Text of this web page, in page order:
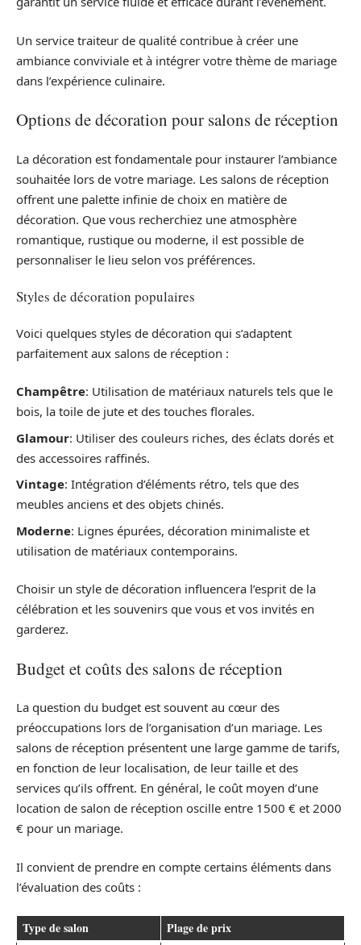
Un service traiteur de qualité contribue à créer une
ambiance conviviale et à intégrer votre thème de mariage
dans l’expérience culinaire.
Options de décoration pour salons de réception
La décoration est fondamentale pour instaurer l’ambiance
souhaitée lors de votre mariage. Les salons de réception
offrent une palette infinie de choix en matière de
décoration. Que vous recherchiez une atmosphère
romantique, rustique ou moderne, il est possible de
personnaliser le lieu selon vos préférences.
Styles de décoration populaires
Voici quelques styles de décoration qui s’adaptent
parfaitement aux salons de réception :
Champêtre: Utilisation de matériaux naturels tels que le
bois, la toile de jute et des touches florales.
Glamour: Utiliser des couleurs riches, des éclats dorés et
des accessoires raffinés.
Vintage: Intégration d’éléments rétro, tels que des
meubles anciens et des objets chinés.
Moderne: Lignes épurées, décoration minimaliste et
utilisation de matériaux contemporains.
Choisir un style de décoration influencera l’esprit de la
célébration et les souvenirs que vous et vos invités en
garderez.
Budget et coûts des salons de réception
La question du budget est souvent au cœur des
préoccupations lors de l’organisation d’un mariage. Les
salons de réception présentent une large gamme de tarifs,
en fonction de leur localisation, de leur taille et des
services qu’ils offrent. En général, le coût moyen d’une
location de salon de réception oscille entre 1500 € et 2000
€ pour un mariage.
Il convient de prendre en compte certains éléments dans
l’évaluation des coûts :
Type de salon Plage de prix